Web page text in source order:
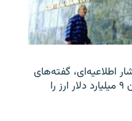
اطلاعیه‌ای، گفته‌های
یک نماینده مجلس درباره گم شدن ۹ میلیارد دلار ارز را